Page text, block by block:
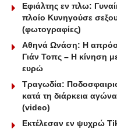
Εφιάλτης εν πλω:
πλοίο Κυνηγούσε
(φωτογραφίες)
Αθηνά Ωνάση: Η
Γιάν Τοπς – Η κίνηση
ευρώ
Τραγωδία:
κατά τη διάρκεια
(video)
Εκτέλεσαν εν ψυχρώ